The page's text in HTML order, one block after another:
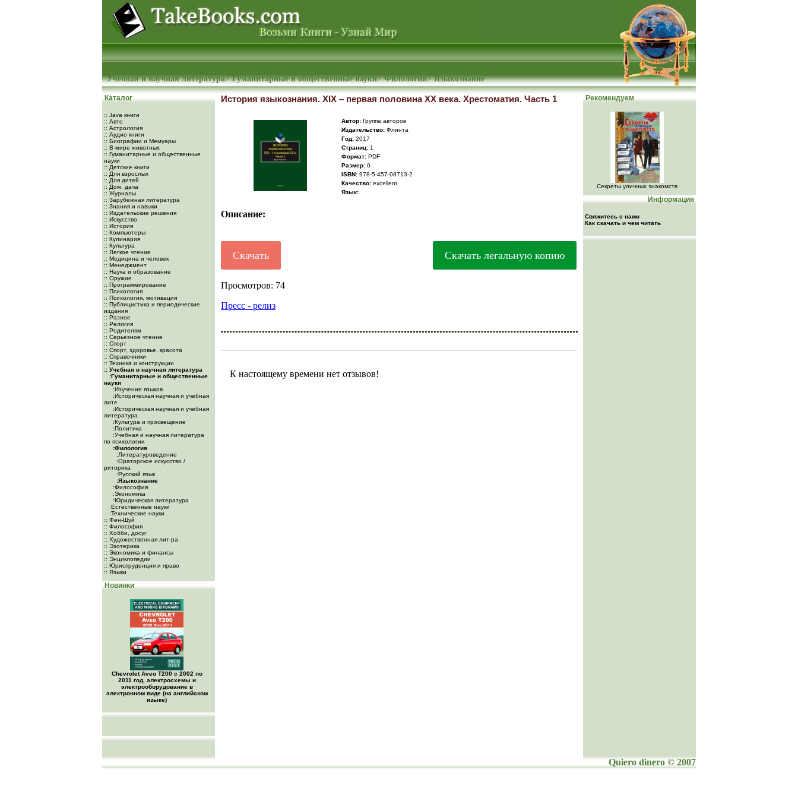
Учебная и научная литература>Гуманитарные и общественные науки>Филология>Языкознание
Каталог
:: Java книги
:: Авто
:: Астрология
:: Аудио книги
:: Биографии и Мемуары
:: В мире животных
:: Гуманитарные и общественные
науки
:: Детские книги
:: Для взрослых
:: Для детей
:: Дом, дача
:: Журналы
:: Зарубежная литература
:: Знания и навыки
:: Издательские решения
:: Искусство
:: История
:: Компьютеры
:: Кулинария
:: Культура
:: Легкое чтение
:: Медицина и человек
:: Менеджмент
:: Наука и образование
:: Оружие
:: Программирование
:: Психология
:: Психология, мотивация
:: Публицистика и периодические
издания
:: Разное
:: Религия
:: Родителям
:: Серьезное чтение
:: Спорт
:: Спорт, здоровье, красота
:: Справочники
:: Техника и конструкции
:: Учебная и научная литература
:Гуманитарные и общественные
науки
:Изучение языков
:Историческая научная и учебная
лите
:Историческая научная и учебная
литература
:Культура и просвещение
:Политика
:Учебная и научная литература
по психологии
:Филология
:Литературоведение
:Ораторское искусство /
риторика
:Русский язык
:Языкознание
:Философия
:Экономика
:Юридическая литература
:Естественные науки
:Технические науки
:: Фен-Шуй
:: Философия
:: Хобби, досуг
:: Художественная лит-ра
:: Эзотерика
:: Экономика и финансы
:: Энциклопедии
:: Юриспруденция и право
:: Языки
Новинки
Chevrolet Aveo Т200 с 2002 по
2011 год, электросхемы и
электрооборудование в
электронном виде (на английском
языке)
История языкознания. XIX – первая половина ХХ века. Хрестоматия. Часть 1
Автор: Группа авторов
Издательство: Флинта
Год: 2017
Cтраниц: 1
Формат: PDF
Размер: 0
ISBN: 978-5-457-08713-2
Качество: excellent
Язык:
Описание:
Скачать Скачать легальную копию
Просмотров: 74
Пресс - релиз
К настоящему времени нет отзывов!
Рекомендуем
Секреты уличных знакомств
Информация
Свяжитесь с нами
Как скачать и чем читать
Quiero dinero © 2007